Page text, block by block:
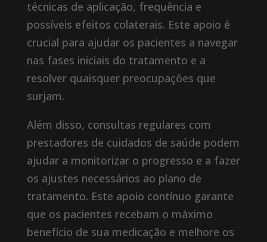
técnicas de aplicação, frequência e
possíveis efeitos colaterais. Este apoio é
crucial para ajudar os pacientes a navegar
nas fases iniciais do tratamento e a
resolver quaisquer preocupações que
surjam.
Além disso, consultas regulares com
prestadores de cuidados de saúde podem
ajudar a monitorizar o progresso e a fazer
os ajustes necessários ao plano de
tratamento. Este apoio contínuo garante
que os pacientes recebam o máximo
benefício de sua medicação e melhore os